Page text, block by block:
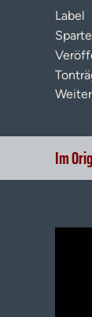
Label
Sparte
Im